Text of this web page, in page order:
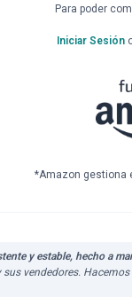
Para poder
Iniciar Sesión
*Amazon gestiona
y estable, hecho a
vendedores.